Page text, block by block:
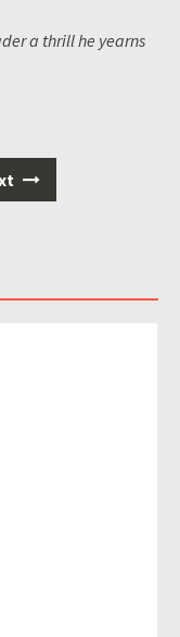
a thrill he yearns